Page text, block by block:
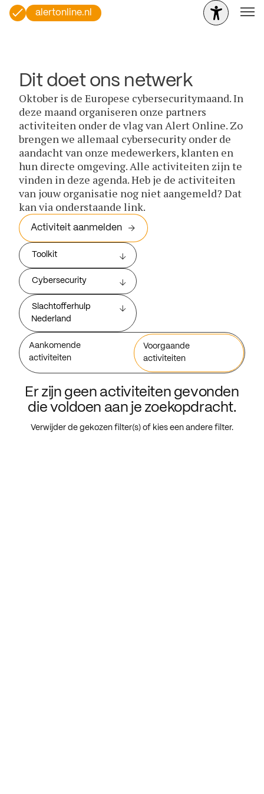
alertonline.nl
Dit doet ons netwerk
Oktober is de Europese cybersecuritymaand. In
deze maand organiseren onze partners
activiteiten onder de vlag van Alert Online. Zo
brengen we allemaal cybersecurity onder de
aandacht van onze medewerkers, klanten en
hun directe omgeving. Alle activiteiten zijn te
vinden in deze agenda. Heb je de activiteiten
van jouw organisatie nog niet aangemeld? Dat
kan via onderstaande link.
Activiteit aanmelden
Toolkit
Cybersecurity
Slachtofferhulp
Nederland
Aankomende
activiteiten
Voorgaande
activiteiten
Er zijn geen activiteiten gevonden
die voldoen aan je zoekopdracht.
Verwijder de gekozen filter(s) of kies een andere filter.